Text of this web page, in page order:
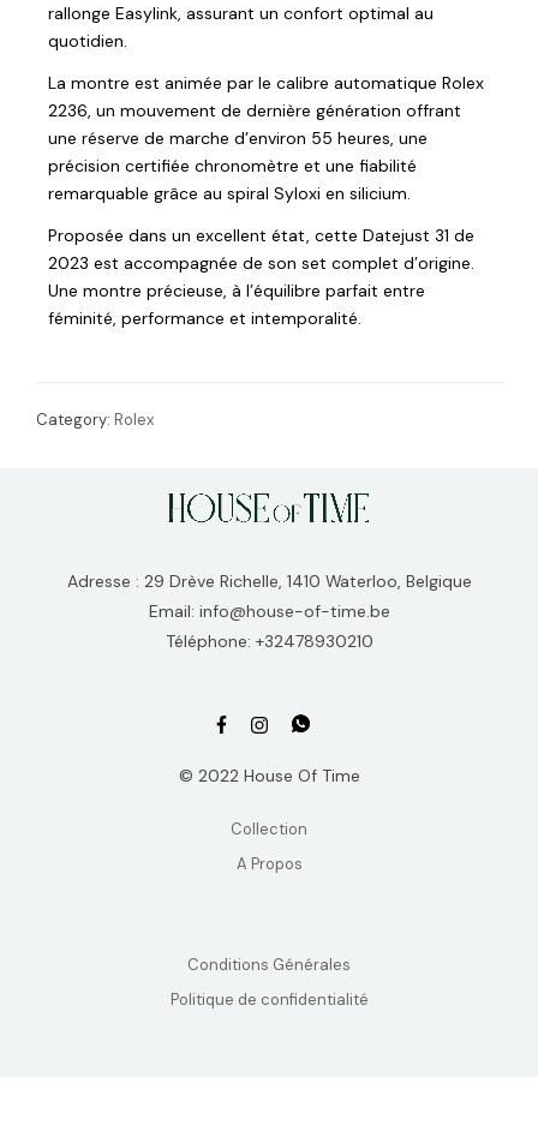
rallonge Easylink, assurant un confort optimal au
quotidien.
La montre est animée par le calibre automatique Rolex
2236, un mouvement de dernière génération offrant
une réserve de marche d’environ 55 heures, une
précision certifiée chronomètre et une fiabilité
remarquable grâce au spiral Syloxi en silicium.
Proposée dans un excellent état, cette Datejust 31 de
2023 est accompagnée de son set complet d’origine.
Une montre précieuse, à l’équilibre parfait entre
féminité, performance et intemporalité.
Category: Rolex
Adresse : 29 Drève Richelle, 1410 Waterloo, Belgique
Email: info@house-of-time.be
Téléphone: +32478930210
© 2022 House Of Time
Collection
A Propos
Conditions Générales
Politique de confidentialité